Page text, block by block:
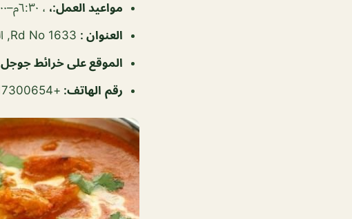
مواعيد العمل:، ، ٦:٣٠م–١٢:٠٠ص
العنوان :
الموقع على خرائط جوجل
رقم الهاتف:
+97317300654